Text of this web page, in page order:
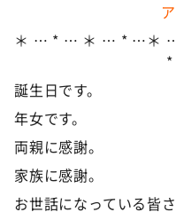
＊ … * … ＊ … * …＊
誕生日です。
年女です。
両親に感謝。
家族に感謝。
お世話になっている皆さ